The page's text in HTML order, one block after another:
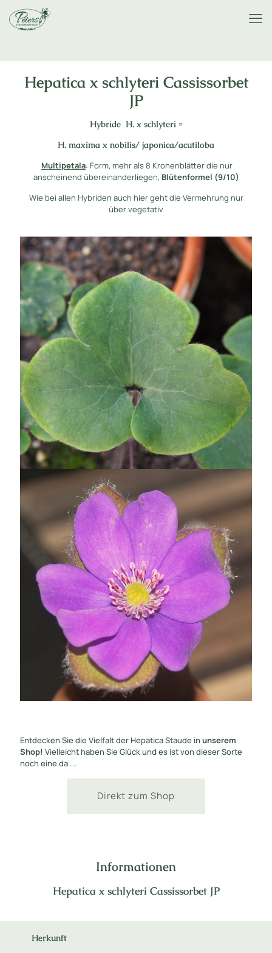
Hepatica x schlyteri Cassissorbet
JP
Hybride H. x schlyteri =
H. maxima x nobilis/ japonica/acutiloba
Multipetala: Form, mehr als 8 Kronenblätter die nur
anscheinend übereinanderliegen, Blütenformel (9/10)
Wie bei allen Hybriden auch hier geht die Vermehrung nur
über vegetativ
Entdecken Sie die Vielfalt der Hepatica Staude in unserem
Shop! Vielleicht haben Sie Glück und es ist von dieser Sorte
noch eine da ...
Direkt zum Shop
Informationen
Hepatica x schlyteri Cassissorbet JP
Herkunft